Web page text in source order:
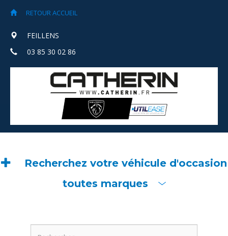
RETOUR ACCUEIL
FEILLENS
03 85 30 02 86
Recherchez votre véhicule d'occasion
toutes marques